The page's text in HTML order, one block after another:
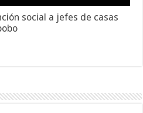
social a jefes de casas